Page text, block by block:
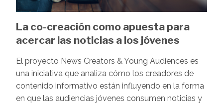
La co-creación como apuesta para
acercar las noticias a los jóvenes
El proyecto News Creators & Young Audiences es
una iniciativa que analiza cómo los creadores de
contenido informativo están influyendo en la forma
en que las audiencias jóvenes consumen noticias y